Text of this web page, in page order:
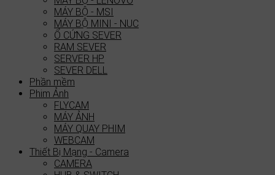
MÁY BỘ - MSI
MÁY BỘ MINI - NUC
Ổ CỨNG SEVER
RAM SEVER
SERVER HP
SEVER DELL
Phần mềm
Phim Ảnh
FLYCAM
MÁY ẢNH
MÁY QUAY PHIM
WEBCAM
Thiết Bị Mạng - Camera
CAMERA